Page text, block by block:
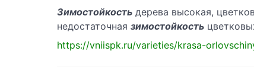
Зимостойкость дерева высокая,
недостаточная зимостойкость
https://vniispk.ru/varieties/krasa-